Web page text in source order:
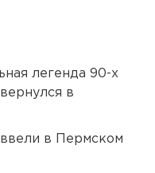
легенда 90-х
в
в Пермском